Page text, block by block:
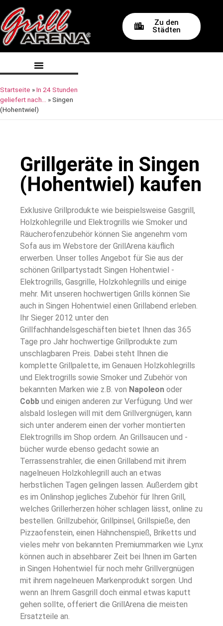
Zu den
Städten
Startseite »In 24 Stunden
geliefert nach…
»Singen
(Hohentwiel)
Grillgeräte in Singen
(Hohentwiel) kaufen
Exklusive Grillprodukte wie beispielsweise Gasgrill,
Holzkohlegrille und Elektrogrills wie Smoker und
Räucherofenzubehör können Sie angenehm vom
Sofa aus im Webstore der GrillArena käuflich
erwerben. Unser tolles Angebot für Sie aus der
schönen Grillpartystadt Singen Hohentwiel -
Elektrogrills, Gasgrille, Holzkohlegrills und einige
mehr. Mit unseren hochwertigen Grills können Sie
auch in Singen Hohentwiel einen Grillabend erleben.
Ihr Sieger 2012 unter den
Grillfachhandelsgeschäften bietet Ihnen das 365
Tage pro Jahr hochwertige Grillprodukte zum
unschlagbaren Preis. Dabei steht Ihnen die
komplette Grillpalette, im Genauen Holzkohlegrills
und Elektrogrills sowie Smoker und Zubehör von
bekannten Marken wie z.B. von Napoleon oder
Cobb und einigen anderen zur Verfügung. Und wer
alsbald loslegen will mit dem Grillvergnügen, kann
sich unter anderem einen der vorher montierten
Elektrogrills im Shop ordern. An Grillsaucen und -
bücher wurde ebenso gedacht sowie an
Terrassenstrahler, die einen Grillabend mit ihrem
nagelneuen Holzkohlegrill auch an etwas
herbstlichen Tagen gelingen lassen. Außerdem gibt
es im Onlinshop jegliches Zubehör für Ihren Grill,
welches Grillerherzen höher schlagen lässt, online zu
bestellen. Grillzubehör, Grillpinsel, Grillspieße, den
Pizzaofenstein, einen Hähnchenspieß, Briketts und
vieles mehr von bekannten Premiummarken wie Lynx
können auch in absehbarer Zeit bei Ihnen im Garten
in Singen Hohentwiel für noch mehr Grillvergnügen
mit ihrem nagelneuen Markenprodukt sorgen. Und
wenn an Ihrem Gasgrill doch einmal etwas kaputt
gehen sollte, offeriert die GrillArena die meisten
Ersatzteile an.